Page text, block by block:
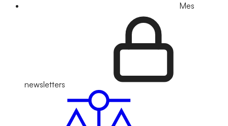
Mes
newsletters